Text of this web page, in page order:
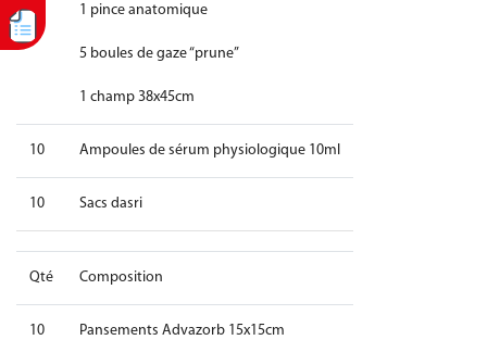
1 pince anatomique
5 boules de gaze “prune”
1 champ 38x45cm
10 Ampoules de sérum physiologique 10ml
10 Sacs dasri
Qté Composition
10 Pansements Advazorb 15x15cm